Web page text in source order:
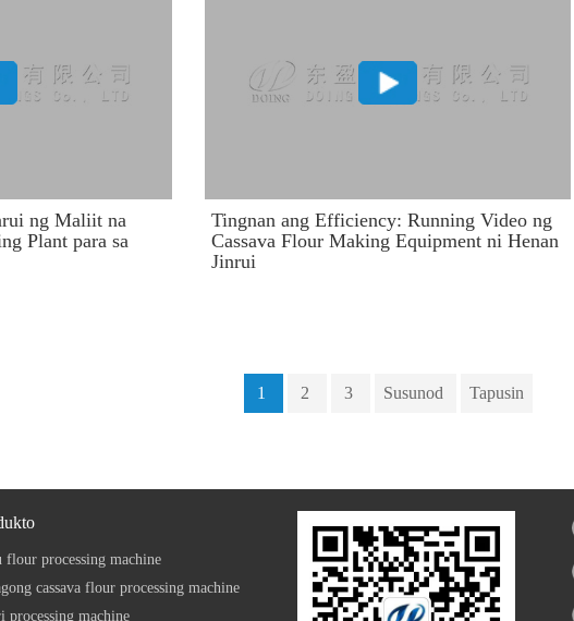
ng Maliit na
Plant para sa
​Tingnan ang Efficiency: Running Video ng
Cassava Flour Making Equipment ni Henan
Jinrui
1 2 3 Susunod Tapusin
flour processing machine
cassava flour processing machine
processing machine